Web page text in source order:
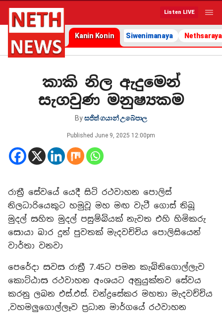
Listen LIVE
Kanin Konin Siwenimanaya Nethsaraya
කාකි නිල ඇදුමෙන්
සැගවුණ මනුෂ්‍යකම
Byසජිත් ගයාන් උබේපාල
Published June 9, 2025 12:00pm
රාත්‍රී සේවයේ යෙදී සිටි රථවාහන පොලිස්
නිලධාරියෙකුට හමුවූ මහ මඟ වැටී ගොස් තිබූ
මුදල් සහිත මුදල් පසුම්බියක් නැවත එහි හිමිකරු
සොයා බාර දුන් පුවතක් මැදවච්චිය පොලිසියෙන්
වාර්තා වනවා
පෙරේදා සවස රාත්‍රී 7.45ට පමන කැබිතිගොල්ලැව
කොට්ඨාස රථවාහන අංශයට අනුයුක්තව සේවය
කරනු ලබන එස්.එස්. චන්ද්‍රසේකර මහතා මැදවච්චිය
,වහමලුගොල්ලෑව ප්‍රධාන මාර්ගයේ රථවාහන